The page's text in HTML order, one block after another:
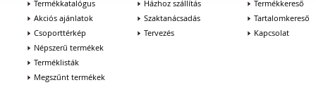
Elektromos zár kiegészítők
Termékkatalógus
Akciós ajánlatok
Csoporttérkép
Népszerű termékek
Terméklisták
Megszűnt termékek
Házhoz szállítás
Szaktanácsadás
Tervezés
Termékkereső
Tartalomkereső
Kapcsolat